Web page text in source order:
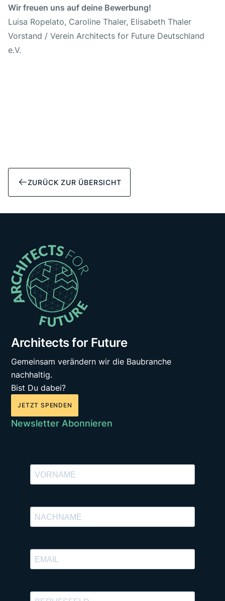
Wir freuen uns auf deine Bewerbung!
Luisa Ropelato, Caroline Thaler, Elisabeth Thaler
Vorstand / Verein Architects for Future Deutschland
e.V.
ZURÜCK ZUR ÜBERSICHT
Architects for Future
Gemeinsam verändern wir die Baubranche
nachhaltig.
Bist Du dabei?
JETZT SPENDEN
Newsletter Abonnieren